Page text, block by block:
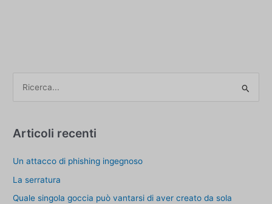
c
p
e
r
Articoli recenti
Un attacco di phishing ingegnoso
La serratura
Quale singola goccia può vantarsi di aver creato da sola